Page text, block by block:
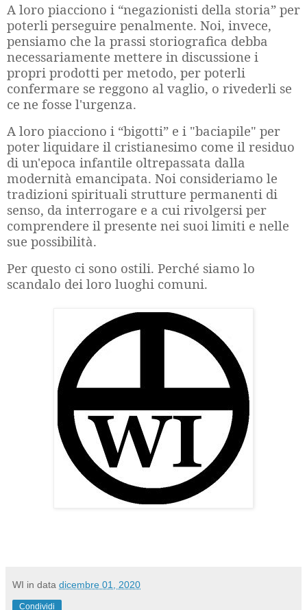
A loro piacciono i “negazionisti della storia” per
poterli perseguire penalmente. Noi, invece,
pensiamo che la prassi storiografica debba
necessariamente mettere in discussione i
propri prodotti per metodo, per poterli
confermare se reggono al vaglio, o rivederli se
ce ne fosse l'urgenza.
A loro piacciono i “bigotti” e i "baciapile" per
poter liquidare il cristianesimo come il residuo
di un'epoca infantile oltrepassata dalla
modernità emancipata. Noi consideriamo le
tradizioni spirituali strutture permanenti di
senso, da interrogare e a cui rivolgersi per
comprendere il presente nei suoi limiti e nelle
sue possibilità.
Per questo ci sono ostili. Perché siamo lo
scandalo dei loro luoghi comuni.
WI in data dicembre 01, 2020
Condividi